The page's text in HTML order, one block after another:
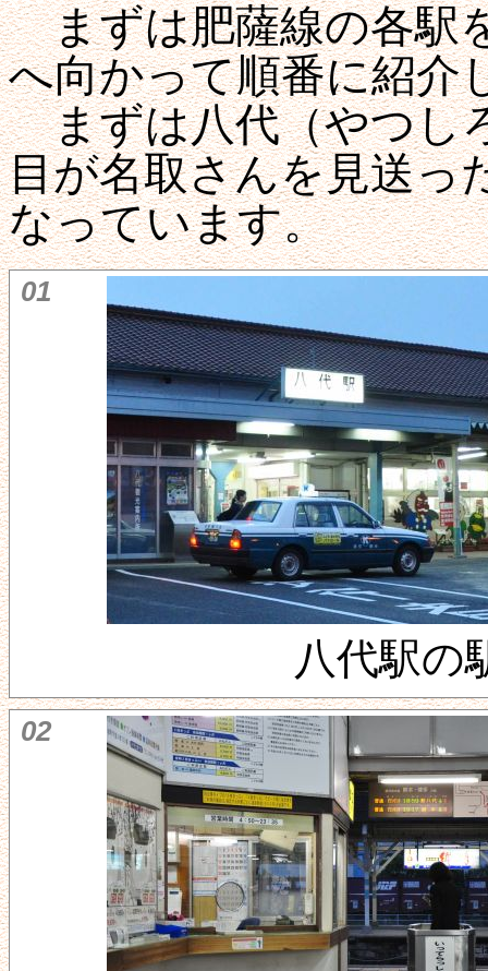
まずは肥薩線の各駅
へ向かって順番に紹介
まずは八代（やつし
目が名取さんを見送っ
なっています。
01
八代駅の
02